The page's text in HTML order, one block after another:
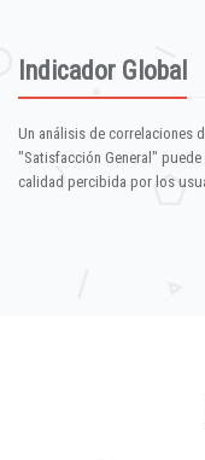
Indicador Global
Un análisis de correlaciones
"Satisfacción General"
calidad percibida por los